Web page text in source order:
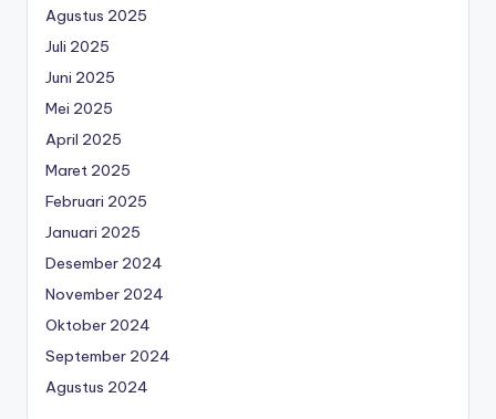
Agustus 2025
Juli 2025
Juni 2025
Mei 2025
April 2025
Maret 2025
Februari 2025
Januari 2025
Desember 2024
November 2024
Oktober 2024
September 2024
Agustus 2024